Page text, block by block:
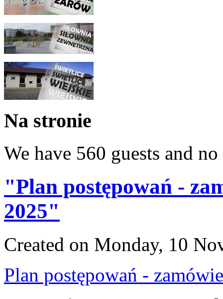
Na stronie
We have 560 guests and
"Plan postępowań -
2025"
Created on Monday, 10
Plan postępowań -